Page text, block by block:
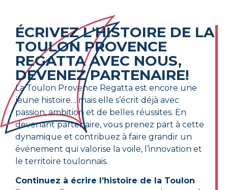
ÉCRIVEZ L'HISTOIRE DE LA
TOULON PROVENCE
REGATTA AVEC NOUS,
DEVENEZ PARTENAIRE!
La Toulon Provence Regatta est encore une
jeune histoire… mais elle s’écrit déjà avec
passion, ambition et de belles réussites. En
devenant partenaire, vous prenez part à cette
dynamique et contribuez à faire grandir un
événement qui valorise la voile, l’innovation et
le territoire toulonnais.
Continuez à écrire l’histoire de la Toulon